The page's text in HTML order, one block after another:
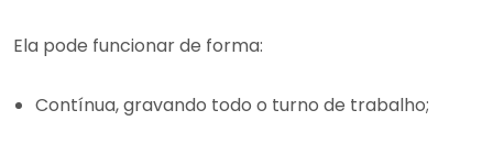
Ela pode funcionar de forma:
Contínua, gravando todo o turno de trabalho;